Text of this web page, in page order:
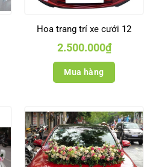
Hoa trang trí xe cưới 12
2.500.000₫
Mua hàng